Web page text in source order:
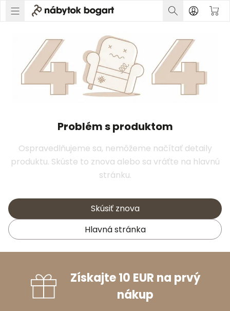
Problém s produktom
Ospravedlňujeme sa, nemôžeme načítať detaily
produktu. Skúste to znova alebo sa vráťte na hlavnú
stránku.
Skúsiť znova
Hlavná stránka
Získajte 10 EUR na prvý
nákup